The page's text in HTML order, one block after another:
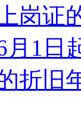
岗证
月1日
折旧